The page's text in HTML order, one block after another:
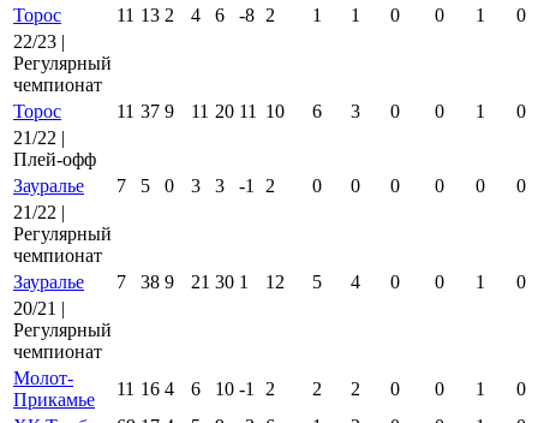
Торос
11 13 2 4 6 -8 2 1 1 0 0 1
0
22/23 |
Регулярный
чемпионат
Торос
11 37 9 11 20 11 10 6 3 0 0 1
0
21/22 |
Плей-офф
Зауралье
7 5 0 3 3 -1 2 0 0 0 0 0
0
21/22 |
Регулярный
чемпионат
Зауралье
7 38 9 21 30 1 12 5 4 0 0 1
0
20/21 |
Регулярный
чемпионат
Молот-
Прикамье
11 16 4 6 10 -1 2 2 2 0 0 1
0